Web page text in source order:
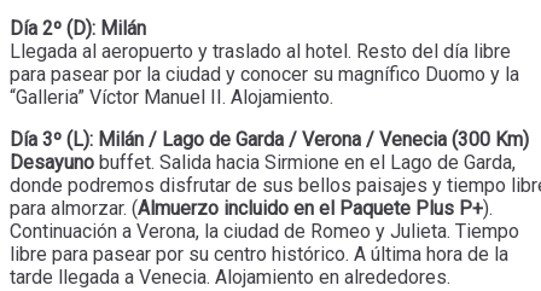
Día 2º (D): Milán
Llegada al aeropuerto y traslado al hotel. Resto del día libre
para pasear por la ciudad y conocer su magnífico Duomo y la
“Galleria” Víctor Manuel II. Alojamiento.
Día 3º (L): Milán / Lago de Garda / Verona / Venecia (300 Km)
Desayuno buffet. Salida hacia Sirmione en el Lago de Garda,
donde podremos disfrutar de sus bellos paisajes y tiempo
para almorzar. (Almuerzo incluido en el Paquete Plus P+).
Continuación a Verona, la ciudad de Romeo y Julieta. Tiempo
libre para pasear por su centro histórico. A última hora de la
tarde llegada a Venecia. Alojamiento en alrededores.